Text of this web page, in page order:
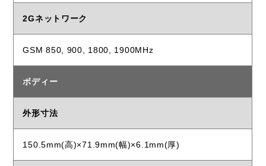
2Gネットワーク
GSM 850, 900, 1800, 1900MHz
ボディー
外形寸法
150.5mm(高)×71.9mm(幅)×6.1mm(厚)